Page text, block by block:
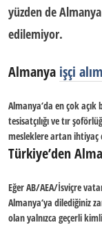
yüzden de
edilemiyor.
Almanya işçi
Almanya‘da en çok
tesisatçılığı ve tır
mesleklere artan ihtiyaç
Türkiye’den
Eğer AB/AEA/İsviçre
Almanya‘ya dilediğiniz
olan yalnızca geçerli